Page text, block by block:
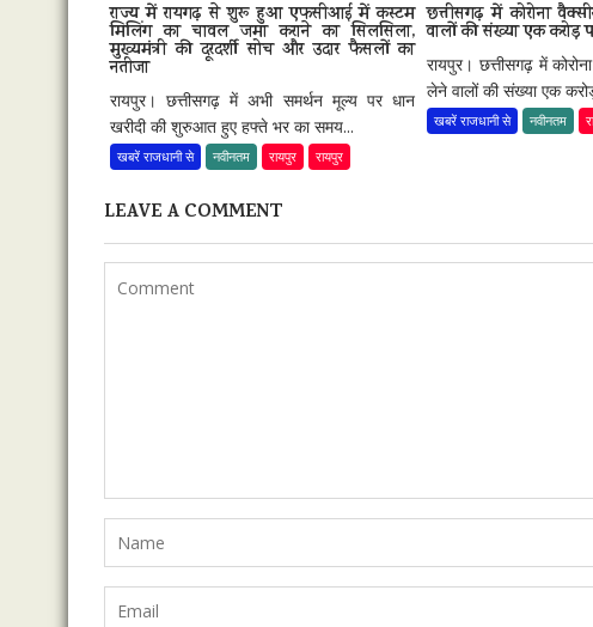
राज्य में रायगढ़ से शुरू हुआ एफसीआई में कस्टम
मिलिंग का चावल जमा कराने का सिलसिला,
मुख्यमंत्री की दूरदर्शी सोच और उदार फैसलों का
नतीजा
रायपुर। छत्तीसगढ़ में अभी समर्थन मूल्य पर धान
खरीदी की शुरुआत हुए हफ्ते भर का समय...
खबरें राजधानी से नवीनतम रायपुर रायपुर
छत्तीसगढ़ में कोरोना
वालों की संख्या एक करोड़
रायपुर। छत्तीसगढ़ में
लेने वालों की संख्या एक
खबरें राजधानी से नवीनतम
LEAVE A COMMENT